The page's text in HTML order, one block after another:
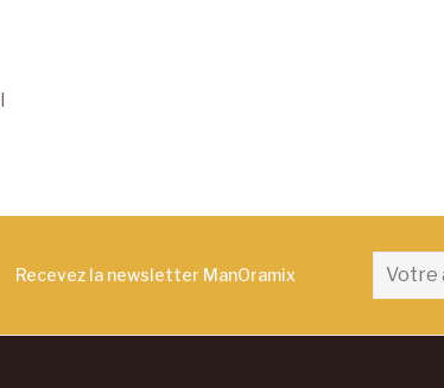
Recevez la newsletter ManOramix